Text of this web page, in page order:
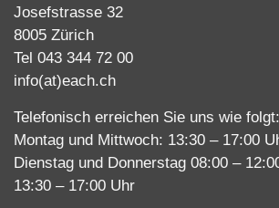
Josefstrasse 32
8005 Zürich
Tel 043 344 72 00
info(at)each.ch
Telefonisch erreichen Sie uns wie folgt:
Montag und Mittwoch: 13:30 – 17:00
Dienstag und Donnerstag 08:00 –
13:30 – 17:00 Uhr